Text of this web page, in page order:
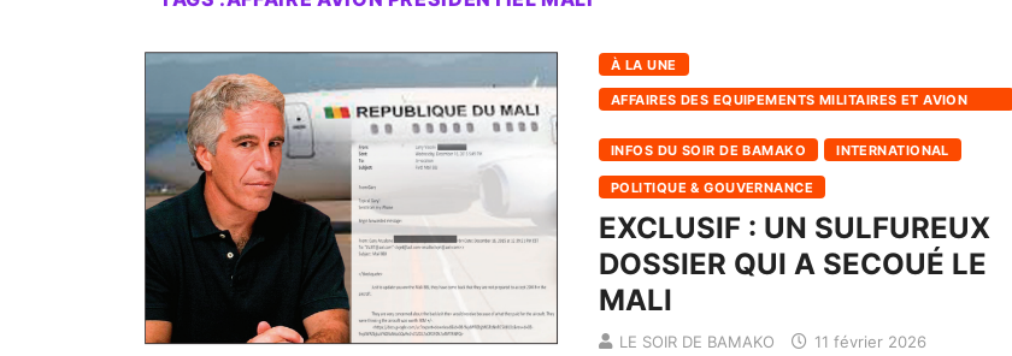
À LA UNE
AFFAIRES DES EQUIPEMENTS MILITAIRES ET AVION
INFOS DU SOIR DE BAMAKO
INTERNATIONAL
POLITIQUE & GOUVERNANCE
EXCLUSIF : UN SULFUREUX
DOSSIER QUI A SECOUÉ LE
MALI
LE SOIR DE BAMAKO 11 février 2026